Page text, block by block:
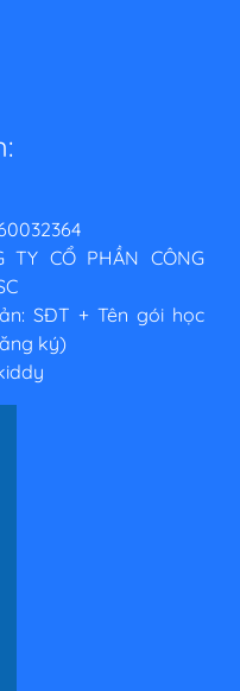
TY CỔ PHẦN CÔNG
SĐT + Tên gói học
ký)